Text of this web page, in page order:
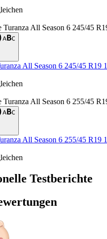
All Season 6 245/45 R19
All Season 6 255/45 R19
Testberichte